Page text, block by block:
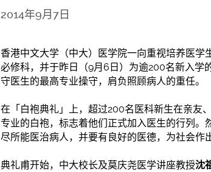
2014年9月7日
香港中文大学（中大）医学院一向重视培养医
必修科，并于昨日（9月6日）为逾200名新入学
守医生的最高专业操守，肩负照顾病人的重任。
在「白袍典礼」上，超过200名医科新生在亲友
专业的白袍，标志着他们正式加入医生的行列。
尽所能医治病人，并要有良好的医德，为社会作
典礼甫开始，中大校长及莫庆尧医学讲座教授沈